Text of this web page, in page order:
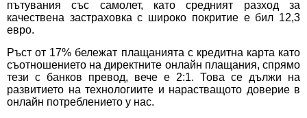
пътувания със самолет, като средният разход за
качествена застраховка с широко покритие е бил 12,3
евро.
Ръст от 17% бележат плащанията с кредитна карта като
съотношението на директните онлайн плащания, спрямо
тези с банков превод, вече е 2:1. Това се дължи на
развитието на технологиите и нарастващото доверие в
онлайн потреблението у нас.